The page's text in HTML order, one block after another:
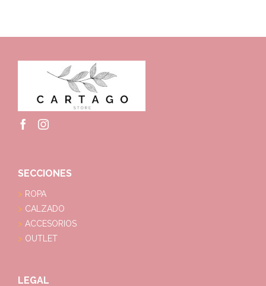
SECCIONES
ROPA
CALZADO
ACCESORIOS
OUTLET
LEGAL